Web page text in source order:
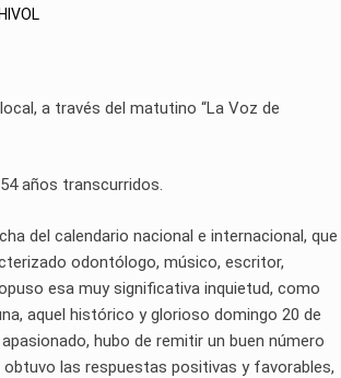
a través del matutino “La Voz de
años transcurridos.
del calendario nacional e internacional, que
odontólogo, músico, escritor,
esa muy significativa inquietud, como
aquel histórico y glorioso domingo 20 de
hubo de remitir un buen número
las respuestas positivas y favorables,